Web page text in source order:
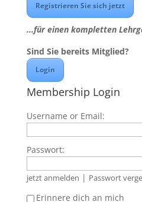
Registrieren Sie sich jetzt
...für einen kompletten
Sind Sie bereits Mitglied?
Login
Membership Login
Username or Email:
Passwort:
jetzt anmelden | Passwort
Erinnere dich an mich